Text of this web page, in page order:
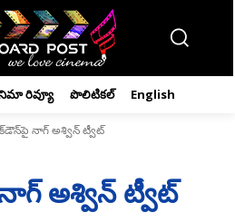
రివ్యూ పొలిటికల్ English
నాగ్‌ అశ్విన్‌ ట్వీట్‌
అశ్విన్‌ ట్వీట్‌